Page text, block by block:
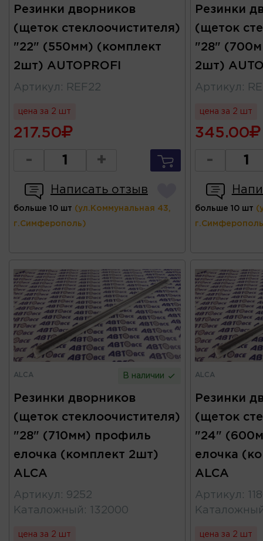
Резинки дворников
(щеток стеклоочистителя)
"22" (550мм) (комплект
2шт) AUTOPROFI
Артикул : REF22
цена за 2 шт
217.50
- +
Написать отзыв
больше 10 шт (ул.Коммунальная 43,
г.Симферополь)
Резинки
(щеток
"28"
2шт)
Артикул :
цена за 2 шт
345.00
-
больше 10 шт
ALCA В наличии
Резинки дворников
(щеток стеклоочистителя)
"28" (710мм) профиль
елочка (комплект 2шт)
ALCA
Артикул : 9252
Каталожный : 132000
цена за 2 шт
ALCA
Резинки
(щеток
"24"
елочка
ALCA
Артикул :
цена за 2 шт